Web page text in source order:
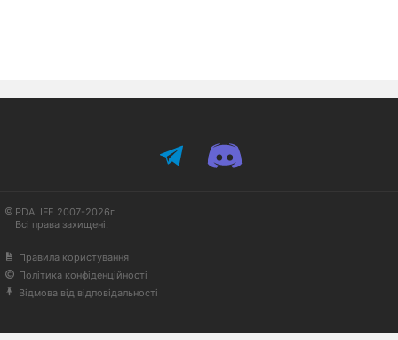
PDALIFE 2007-2026г.
Всі права захищені.
Правила користування
Політика конфіденційності
Відмова від відповідальності